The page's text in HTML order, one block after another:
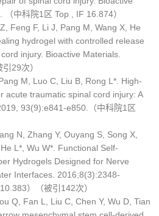
中科院1区 Top , IF 16.874）
Feng F, Li J, Pang M, Wang X, He
hydrogel with controlled release
injury. Bioactive Materials.
29次）
M, Luo C, Liu B, Rong L*. High-
acute traumatic spinal cord injury: A
93(9):e841-e850.（中科院1区
N, Zhang Y, Ouyang S, Song X,
L*, Wu W*. Functional Self-
Hydrogels Designed for Nerve
Interfaces. 2016;8(3):2348-
）（被引142次）
Q, Fan L, Liu C, Chen Y, Wu D, Tian